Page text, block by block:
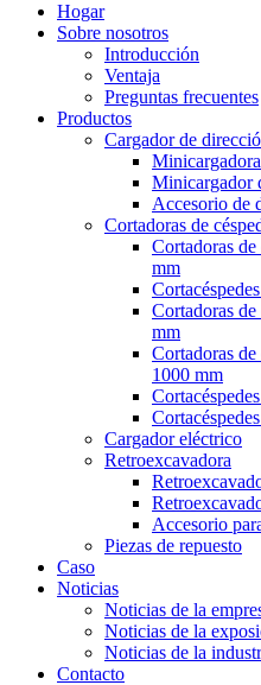
Hogar
Sobre nosotros
Introducción
Ventaja
Preguntas frecuentes
Productos
Cargador de
Minicargador
Accesorio de
Cortadoras de
Cortadoras
mm
Cortadoras
mm
Cortadoras
1000 mm
Cargador eléctrico
Retroexcavadora
Accesorio
Piezas de repuesto
Caso
Noticias
Noticias de la
Noticias de la
Noticias de la
Contacto